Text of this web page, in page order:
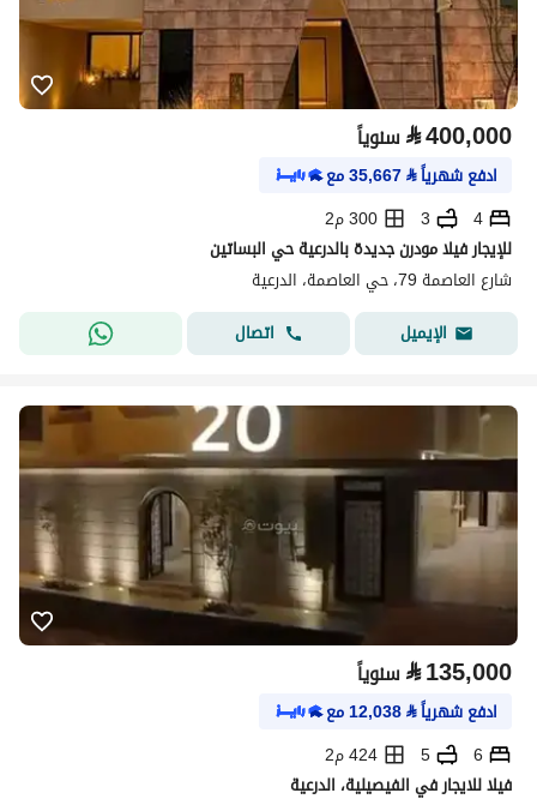
⃁400,000 سنوياً
ادفع شهرياً⃁
35,667مع
4
3
300 م2
للإيجار فيلا مودرن جديدة بالدرعية حي البساتين
شارع العاصمة 79، حي العاصمة، الدرعية
الإيميل
اتصال
⃁135,000 سنوياً
ادفع شهرياً⃁
12,038مع
6
5
424 م2
فيلا للايجار في الفيصيلية، الدرعية